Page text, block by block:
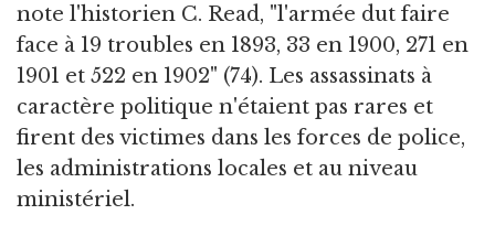
note l'historien C. Read, "l'armée dut faire
face à 19 troubles en 1893, 33 en 1900, 271 en
1901 et 522 en 1902" (74). Les assassinats à
caractère politique n'étaient pas rares et
firent des victimes dans les forces de police,
les administrations locales et au niveau
ministériel.